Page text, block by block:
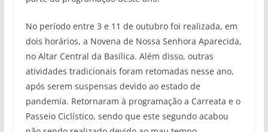
No período entre 3 e 11 de outubro foi realizada, em
dois horários, a Novena de Nossa Senhora Aparecida,
no Altar Central da Basílica. Além disso, outras
atividades tradicionais foram retomadas nesse ano,
após serem suspensas devido ao estado de
pandemia. Retornaram à programação a Carreata e o
Passeio Ciclístico, sendo que este segundo acabou